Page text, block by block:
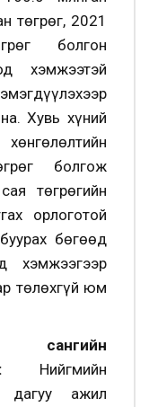
төгрөг, 2021
болгон
хэмжээтэй
Хувь хүний
болгож
төгрөгийн
орлоготой
бөгөөд
хэмжээгээр
төлөхгүй юм
сангийн
Нийгмийн
дагуу ажил